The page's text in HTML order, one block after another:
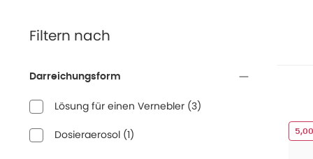
Filtern nach
Darreichungsform
Lösung für einen Vernebler (3)
Dosieraerosol (1)